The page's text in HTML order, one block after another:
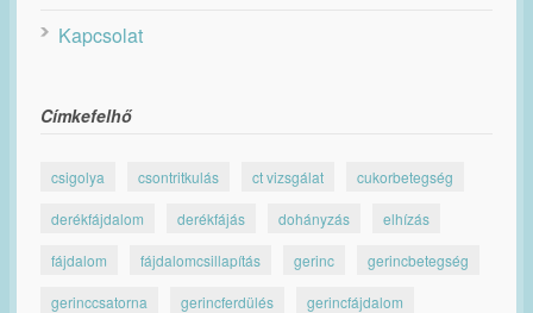
Kapcsolat
Címkefelhő
csigolya csontritkulás ct vizsgálat cukorbetegség
derékfájdalom derékfájás dohányzás elhízás
fájdalom fájdalomcsillapítás gerinc gerincbetegség
gerinccsatorna gerincferdülés gerincfájdalom